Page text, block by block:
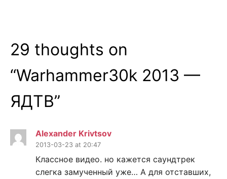
29 thoughts on
“Warhammer30k 2013 —
ЯДТВ”
Alexander Krivtsov
2013-03-23 at 20:47
Классное видео. но кажется саундтрек
слегка замученный уже… А для отставших,